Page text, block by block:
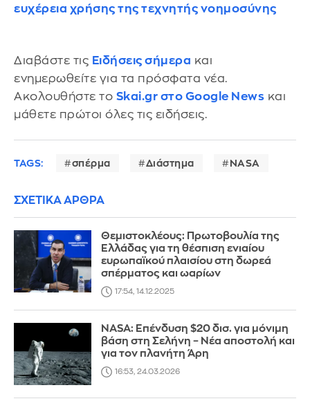
ευχέρεια χρήσης της τεχνητής νοημοσύνης
Διαβάστε τις Ειδήσεις σήμερα και
ενημερωθείτε για τα πρόσφατα νέα.
Ακολουθήστε το Skai.gr στο Google News και
μάθετε πρώτοι όλες τις ειδήσεις.
TAGS: σπέρμα Διάστημα NASA
ΣΧΕΤΙΚΑ ΑΡΘΡΑ
Θεμιστοκλέους: Πρωτοβουλία της
Ελλάδας για τη θέσπιση ενιαίου
ευρωπαϊκού πλαισίου στη δωρεά
σπέρματος και ωαρίων
17:54, 14.12.2025
NASA: Επένδυση $20 δισ. για μόνιμη
βάση στη Σελήνη – Νέα αποστολή και
για τον πλανήτη Άρη
16:53, 24.03.2026